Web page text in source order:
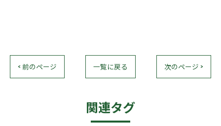
< 前のページ 一覧に戻る 次のページ >
関連タグ